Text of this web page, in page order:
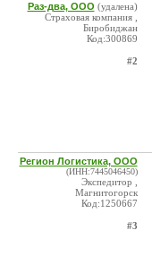
Раз-два, ООО (удалена)
Страховая компания ,
Биробиджан
Код:300869
#2
Регион Логистика, ООО
(ИНН:7445046450)
Экспедитор ,
Магнитогорск
Код:1250667
#3